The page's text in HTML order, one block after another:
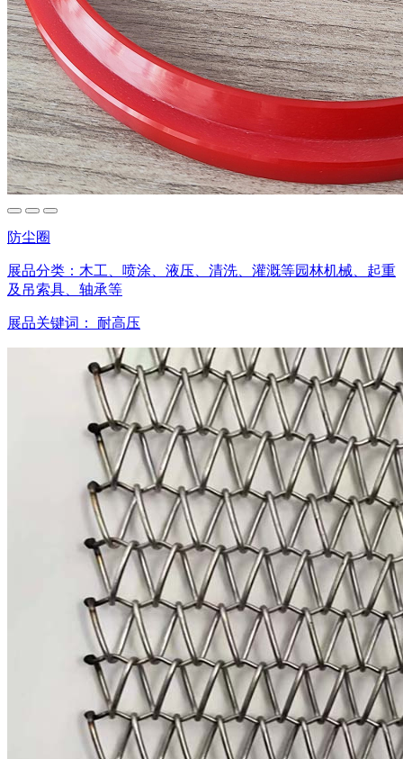
防尘圈
展品分类： 木工、喷涂、液压、清洗、灌溉等园林机械、起重
及吊索具、轴承等
展品关键词： 耐高压